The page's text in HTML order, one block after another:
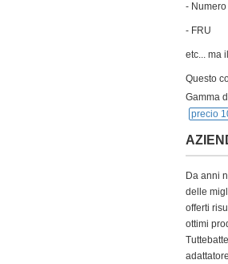
-
- FRU
etc... ma
Questo
Gamma
precio
Da anni
delle
offerti
ottimi